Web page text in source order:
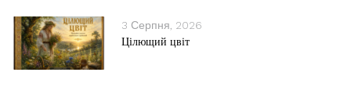
3 Серпня, 2026
Цілющий цвіт